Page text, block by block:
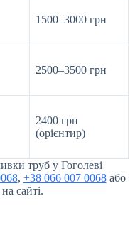
1500–3000 грн
2500–3500 грн
2400 грн
(орієнтир)
труб у Гоголеві
, +38 066 007 0068або
сайті.